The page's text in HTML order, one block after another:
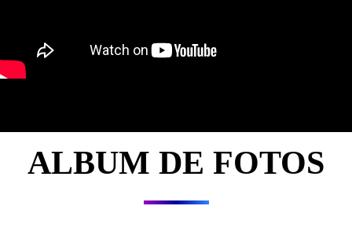
ALBUM DE FOTOS